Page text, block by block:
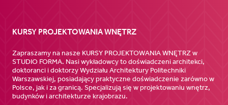
KURSY PROJEKTOWANIA WNĘTRZ
Zapraszamy na nasze KURSY PROJEKTOWANIA WNĘTRZ w
STUDIO FORMA. Nasi wykładowcy to doświadczeni architekci,
doktoranci i doktorzy Wydziału Architektury Politechniki
Warszawskiej, posiadający praktyczne doświadczenie zarówno w
Polsce, jak i za granicą. Specjalizują się w projektowaniu wnętrz,
budynków i architekturze krajobrazu.